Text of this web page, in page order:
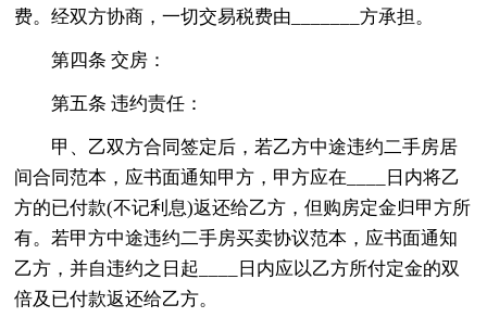
费。经双方协商，一切交易税费由_______方承担。
第四条 交房：
第五条 违约责任：
甲、乙双方合同签定后，若乙方中途违约二手房居
间合同范本，应书面通知甲方，甲方应在____日内将乙
方的已付款(不记利息)返还给乙方，但购房定金归甲方所
有。若甲方中途违约二手房买卖协议范本，应书面通知
乙方，并自违约之日起____日内应以乙方所付定金的双
倍及已付款返还给乙方。